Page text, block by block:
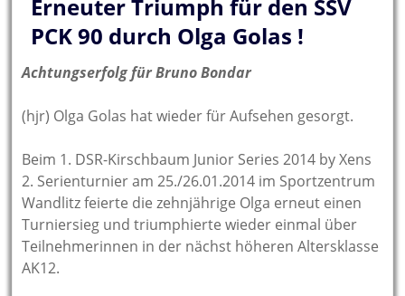
Erneuter Triumph für den SSV
PCK 90 durch Olga Golas !
Achtungserfolg für Bruno Bondar
(hjr) Olga Golas hat wieder für Aufsehen gesorgt.
Beim 1. DSR-Kirschbaum Junior Series 2014 by Xens
2. Serienturnier am 25./26.01.2014 im Sportzentrum
Wandlitz feierte die zehnjährige Olga erneut einen
Turniersieg und triumphierte wieder einmal über
Teilnehmerinnen in der nächst höheren Altersklasse
AK12.